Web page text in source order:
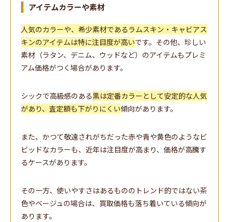
アイテムカラーや素材
人気のカラーや、希少素材であるラムスキン・キャビアス
キンのアイテムは特に注目度が高いです。その他、珍しい
素材（ラタン、デニム、ウッドなど）のアイテムもプレミ
アム価格がつく場合があります。
シックで高級感のある黒は定番カラーとして安定的な人気
があり、査定額も下がりにくい傾向があります。
また、かつて敬遠されがちだった赤や青や黄色のようなビ
ビッドなカラーも、近年は注目度が高まり、価格が高騰す
るケースがあります。
その一方、使いやすさはあるもののトレンド的ではない茶
色やベージュの場合は、買取価格も落ち着いている傾向が
あります。